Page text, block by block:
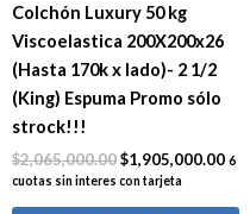
Colchón Luxury 50 kg
Viscoelastica 200X200x26
(Hasta 170k x lado)- 2 1/2
(King) Espuma Promo sólo
strock!!!
$2,065,000.00$1,905,000.00 6
cuotas sin interes con tarjeta